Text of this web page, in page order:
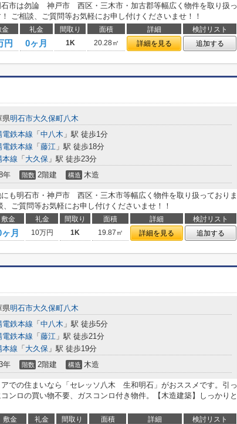
石市は勿論 神戸市 西区・三木市・加古郡等幅広く物件を取り扱っ
ご相談、ご質問等お気軽にお申し付けくださいませ！！
金 礼金 間取り 面積 詳細
検討リスト
円 0ヶ月 1K 20.28㎡ 詳細を見る 追加する
県明石市大久保町八木
電鉄本線 「 中八木 」駅 徒歩1分
電鉄本線 「 藤江 」駅 徒歩18分
本線 「 大久保 」駅 徒歩23分
年 階数 2階建 構造 木造
にも明石市・神戸市 西区・三木市等幅広く物件を取り扱っておりま
、ご質問等お気軽にお申し付けくださいませ！！
敷金 礼金 間取り 面積 詳細
検討リスト
月 10万円 1K 19.87㎡ 詳細を見る 追加する
県明石市大久保町八木
電鉄本線 「 中八木 」駅 徒歩5分
電鉄本線 「 藤江 」駅 徒歩21分
本線 「 大久保 」駅 徒歩19分
年 階数 2階建 構造 木造
での住まいなら「セレッソ八木 生和明石」がおススメです。引っ
ンロの買い物不要、ガスコンロ付き物件。【木造建築】しっかりと
敷金 礼金 間取り 面積 詳細
検討リスト